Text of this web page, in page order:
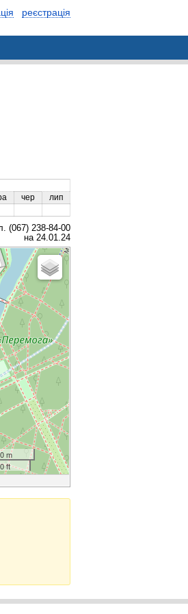
реєстрація
чер лип
(067) 238-84-00
на 24.01.24
m
ft